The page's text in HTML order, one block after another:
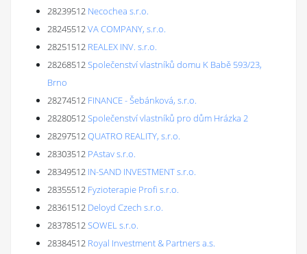
28239512 Necochea s.r.o.
28245512VA COMPANY, s.r.o.
28251512 REALEX INV. s.r.o.
28268512Společenství vlastníků domu K Babě 593/23,
Brno
28274512 FINANCE - Šebánková, s.r.o.
28280512Společenství vlastníků pro dům Hrázka 2
28297512QUATRO REALITY, s.r.o.
28303512 PAstav s.r.o.
28349512 IN-SAND INVESTMENT s.r.o.
28355512 Fyzioterapie Profi s.r.o.
28361512 Deloyd Czech s.r.o.
28378512SOWEL s.r.o.
28384512 Royal Investment & Partners a.s.